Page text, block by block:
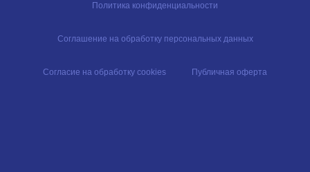
Политика конфиденциальности
Соглашение на обработку персональных данных
Согласие на обработку cookies Публичная оферта